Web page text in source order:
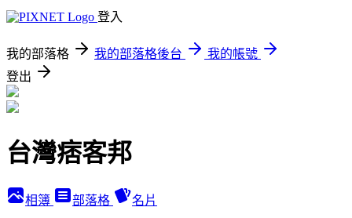
登入
我的部落格 我的部落格後台
我的帳號
登出
台灣痞客邦
相簿 部落格 名片